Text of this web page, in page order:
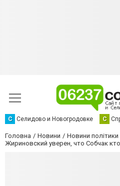
С Селидово и Новогродовке С
Головна Новини Новини політики
Жириновский уверен, что Собчак